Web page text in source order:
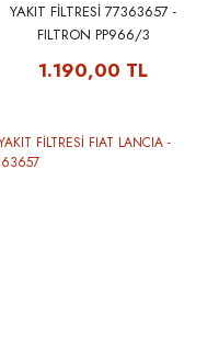
YAKIT FİLTRESİ 77363657 -
FILTRON PP966/3
1.190,00 TL